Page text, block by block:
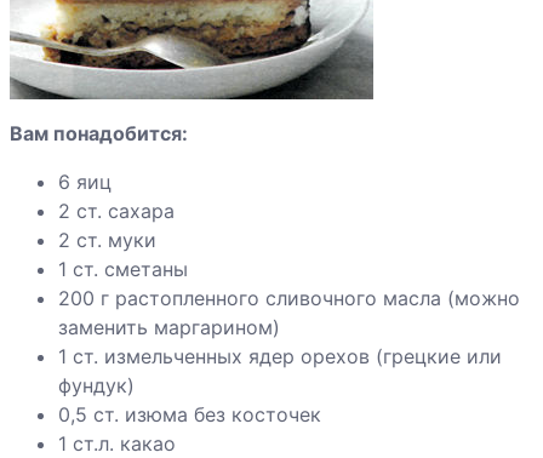
Песочный пирог
Пирог из бекона
с фасолью
Пирог из филе
лосося
Пирог из
куриных грудок
со шпинатом
Вам понадобится:
6 яиц
2 ст. сахара
2 ст. муки
1 ст. сметаны
200 г растопленного сливочного масла (можно
заменить маргарином)
1 ст. измельченных ядер орехов (грецкие или
фундук)
0,5 ст. изюма без косточек
1 ст.л. какао